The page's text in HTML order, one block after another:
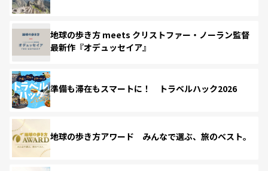
地球の歩き方 meets クリストファー・ノーラン監督
最新作『オデュッセイア』
準備も滞在もスマートに！ トラベルハック2026
地球の歩き方アワード みんなで選ぶ、旅のベスト。